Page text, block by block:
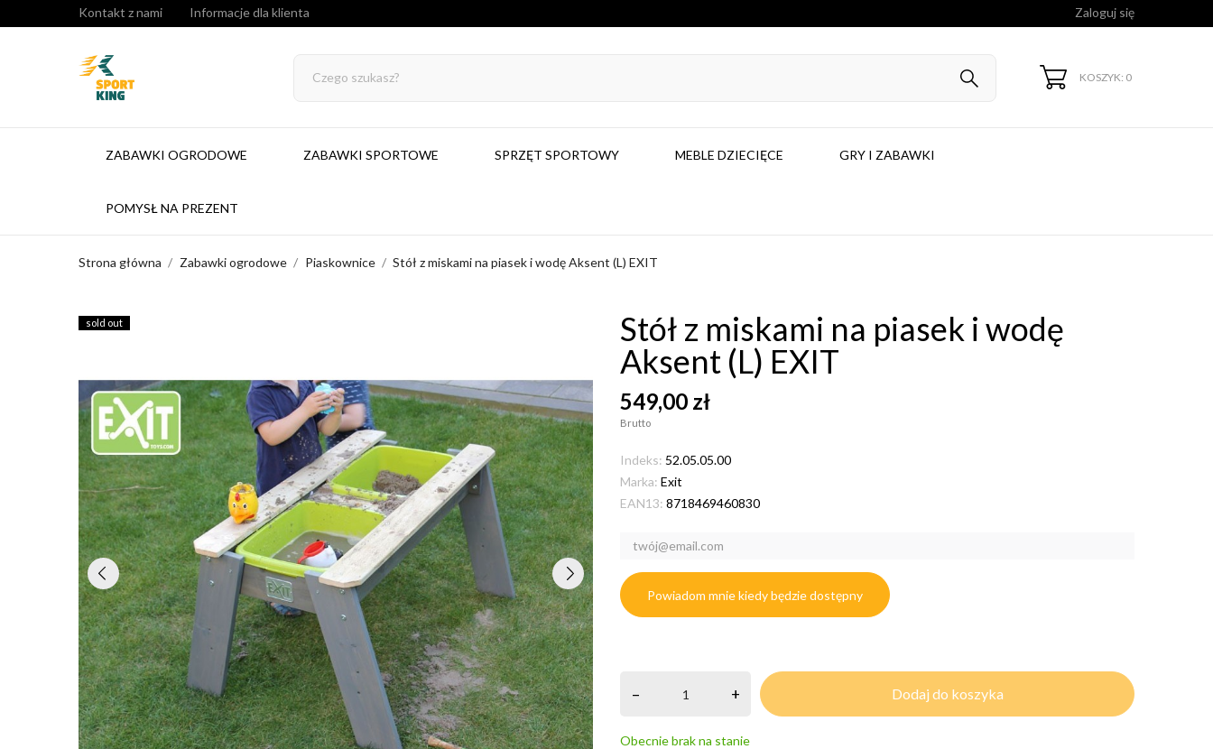
Kontakt z nami Informacje dla klienta Zaloguj się
KOSZYK: 0
ZABAWKI OGRODOWE ZABAWKI SPORTOWE SPRZĘT SPORTOWY MEBLE DZIECIĘCE GRY I ZABAWKI
POMYSŁ NA PREZENT
Strona główna Zabawki ogrodowe Piaskownice Stół z miskami na piasek i wodę Aksent (L) EXIT
sold out
Stół z miskami na piasek i wodę
Aksent (L) EXIT
549,00 zł
Brutto
Indeks: 52.05.05.00
Marka: Exit
EAN13: 8718469460830
Powiadom mnie kiedy będzie dostępny
– + Dodaj do koszyka
Obecnie brak na stanie